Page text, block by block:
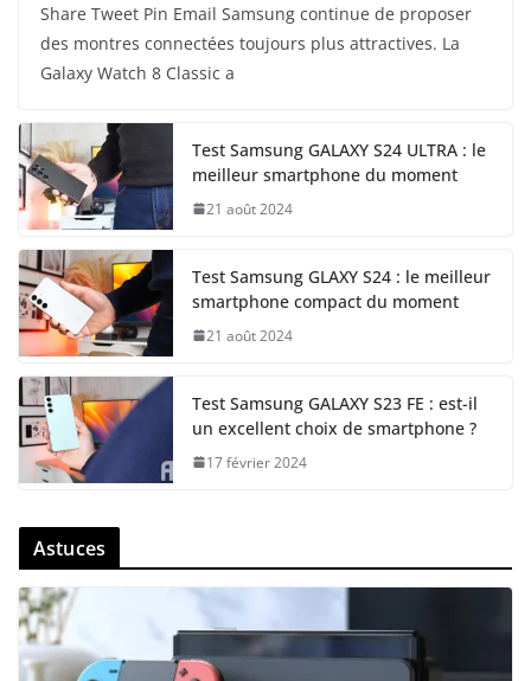
Share Tweet Pin Email Samsung continue de proposer
des montres connectées toujours plus attractives. La
Galaxy Watch 8 Classic a
Test Samsung GALAXY S24 ULTRA : le
meilleur smartphone du moment
21 août 2024
Test Samsung GLAXY S24 : le meilleur
smartphone compact du moment
21 août 2024
Test Samsung GALAXY S23 FE : est-il
un excellent choix de smartphone ?
17 février 2024
Astuces